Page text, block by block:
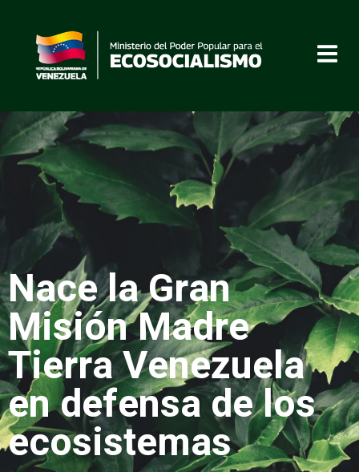
Nace la Gran
Misión Madre
Tierra Venezuela
en defensa de los
ecosistemas